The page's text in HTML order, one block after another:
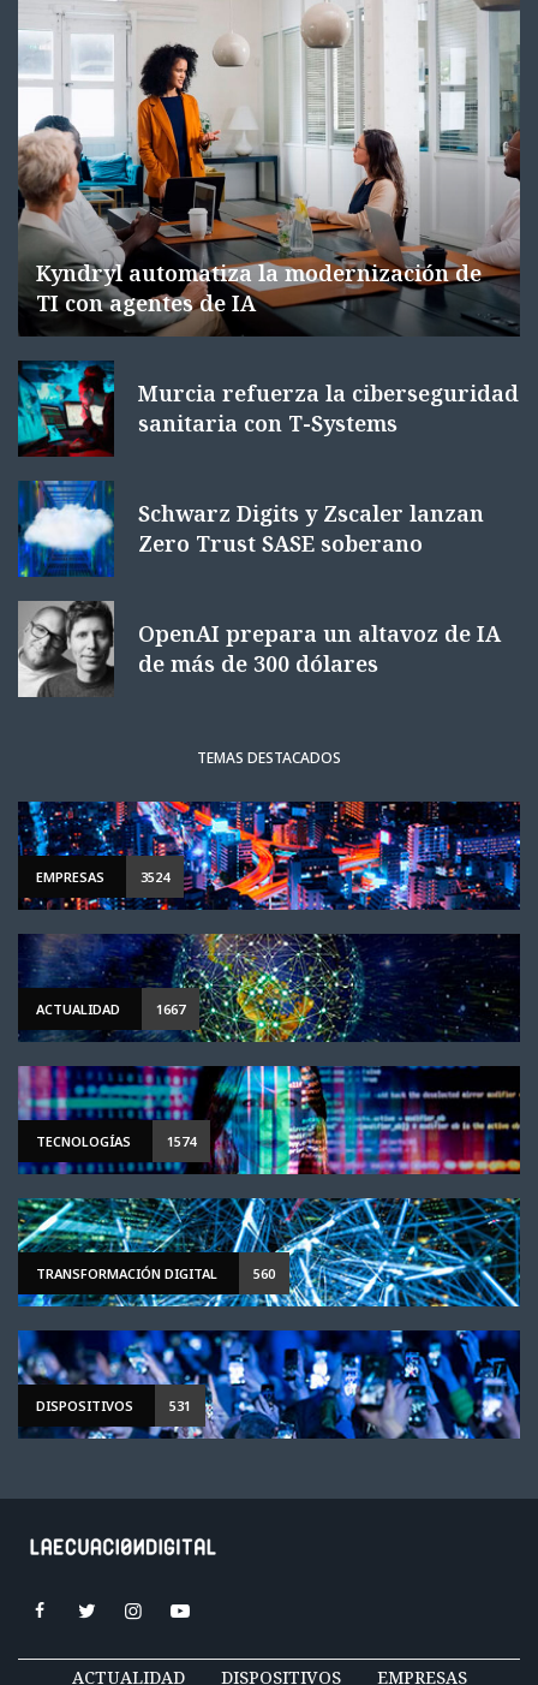
Kyndryl automatiza la modernización de
TI con agentes de IA
Murcia refuerza la ciberseguridad
sanitaria con T-Systems
Schwarz Digits y Zscaler lanzan
Zero Trust SASE soberano
OpenAI prepara un altavoz de IA
de más de 300 dólares
TEMAS DESTACADOS
EMPRESAS 3524
ACTUALIDAD 1667
TECNOLOGÍAS 1574
TRANSFORMACIÓN DIGITAL 560
DISPOSITIVOS 531
ACTUALIDAD DISPOSITIVOS EMPRESAS